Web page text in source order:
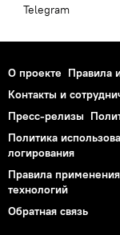
Telegram
О проекте Правила
Контакты и
Пресс-релизы
Политика
логирования
Правила
технологий
Обратная связь